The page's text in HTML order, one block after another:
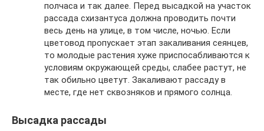
полчаса и так далее. Перед высадкой на участок
рассада схизантуса должна проводить почти
весь день на улице, в том числе, ночью. Если
цветовод пропускает этап закаливания сеянцев,
то молодые растения хуже приспосабливаются к
условиям окружающей среды, слабее растут, не
так обильно цветут. Закаливают рассаду в
месте, где нет сквозняков и прямого солнца.
Высадка рассады